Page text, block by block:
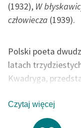
(1932), W
człowiecza (1939).
Polski poeta
latach
Kwadryga,
ochotnik jeszcze
wojnie polsko-
Czytaj więcej